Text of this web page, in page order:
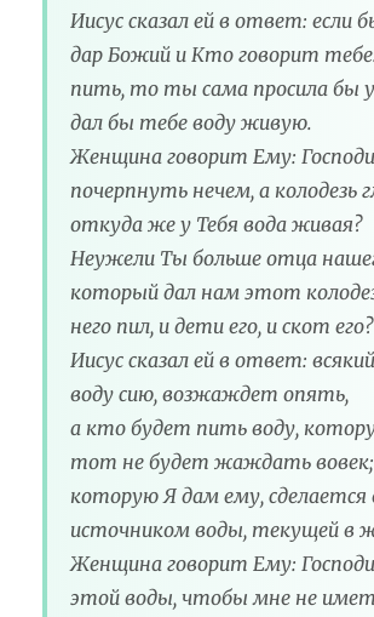
Иисус сказал ей в ответ: если
дар Божий и Кто говорит
пить, то ты сама просила бы у
дал бы тебе воду живую.
Женщина говорит Ему:
почерпнуть нечем, а колодезь
откуда же у Тебя вода живая?
Неужели Ты больше отца
который дал нам этот
него пил, и дети его, и скот его?
Иисус сказал ей в ответ:
воду сию, возжаждет опять,
а кто будет пить воду,
тот не будет жаждать вовек;
которую Я дам ему, сделается
источником воды, текущей в
Женщина говорит Ему:
этой воды, чтобы мне не